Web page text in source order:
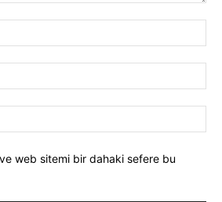
web sitemi bir dahaki sefere bu